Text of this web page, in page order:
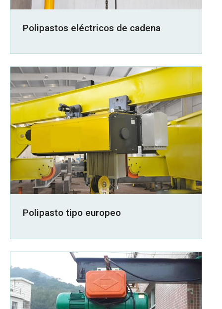
Polipastos eléctricos de cadena
Polipasto tipo europeo